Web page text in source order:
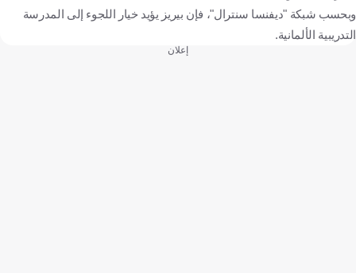
وبحسب شبكة "ديفنسا سنترال"، فإن بيريز يؤيد خيار اللجوء إلى المدرسة
التدريبية الألمانية.
إعلان